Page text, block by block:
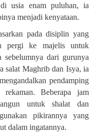
usia enam puluhan, ia
menjadi kenyataan.
pada disiplin yang
pergi ke majelis untuk
sebelumnya dari gurunya
salat Maghrib dan Isya, ia
pendamping
Beberapa jam
untuk shalat dan
pikirannya yang
dalam ingatannya.